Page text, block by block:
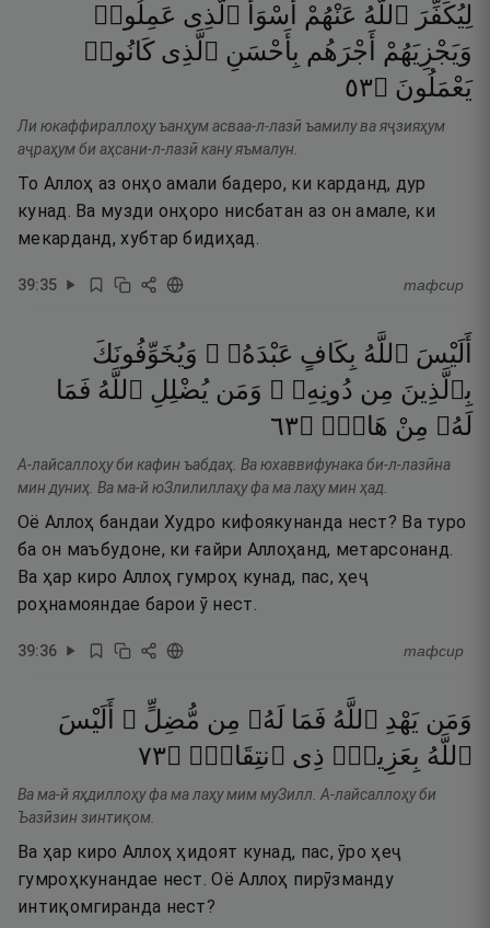
لِيُكَفِّرَ ٱللَّهُ عَنْهُمْ أَسْوَأَ ٱلَّذِى عَمِلُوا۟
وَيَجْزِيَهُمْ
أَجْرَهُم بِأَحْسَنِ ٱلَّذِى كَانُوا۟
يَعْمَلُونَ ۝٣٥
Ли юкаффираллоҳу ъанҳум асваа-л-лазӣ ъамилу ва яҷзияҳум
аҷраҳум би аҳсани-л-лазӣ кану яъмалун.
То Аллоҳ аз онҳо амали бадеро, ки карданд, дур
кунад. Ва музди онҳоро нисбатан аз он амале, ки
мекарданд, хубтар бидиҳад.
39:35 тафсир
أَلَيْسَ ٱللَّهُ بِكَافٍ عَبْدَهُۥ ۖ وَيُخَوِّفُونَكَ
بِٱلَّذِينَ مِن دُونِهِۦ ۚ وَمَن يُضْلِلِ ٱللَّهُ فَمَا
لَهُۥ مِنْ هَادٍۢ ۝٣٦
А-лайсаллоҳу би кафин ъабдаҳ. Ва юхаввифунака би-л-лазӣна
мин дуниҳ. Ва ма-й юЗлилиллаҳу фа ма лаҳу мин ҳад.
Оё Аллоҳ бандаи Худро кифоякунанда нест? Ва туро
ба он маъбудоне, ки ғайри Аллоҳанд, метарсонанд.
Ва ҳар киро Аллоҳ гумроҳ кунад, пас, ҳеҷ
роҳнамояндае барои ӯ нест.
39:36 тафсир
وَمَن يَهْدِ ٱللَّهُ فَمَا لَهُۥ مِن مُّضِلٍّ ۗ
أَلَيْسَ
ٱللَّهُ بِعَزِيزٍۢ ذِى ٱنتِقَامٍۢ ۝٣٧
Ва ма-й яҳдиллоҳу фа ма лаҳу мим муЗилл. А-лайсаллоҳу би
Ъазӣзин зинтиқом.
Ва ҳар киро Аллоҳ ҳидоят кунад, пас, ӯро ҳеҷ
гумроҳкунандае нест. Оё Аллоҳ пирӯзманду
интиқомгиранда нест?